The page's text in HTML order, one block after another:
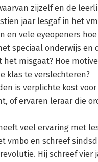
zijzelf en de
jaar lesgaf in het
en vele eyeopeners
speciaal onderwijs en
misgaat? Hoe
klas te verslechteren?
is verplichte kost
of ervaren leraar die
veel ervaring met
vmbo en schreef
Hij schreef vier